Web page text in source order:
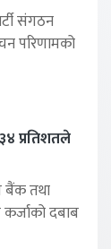
संगठन
परिणामको
प्रतिशतले
तथा
कर्जाको दबाब